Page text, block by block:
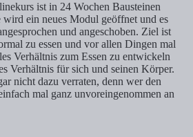
ist in 24 Wochen Bausteinen
wird ein neues Modul geöffnet und es
und angeschoben. Ziel ist
zu essen und vor allen Dingen mal
Verhältnis zum Essen zu entwickeln
Verhältnis für sich und seinen Körper.
nicht dazu verraten, denn wer den
mal ganz unvoreingenommen an